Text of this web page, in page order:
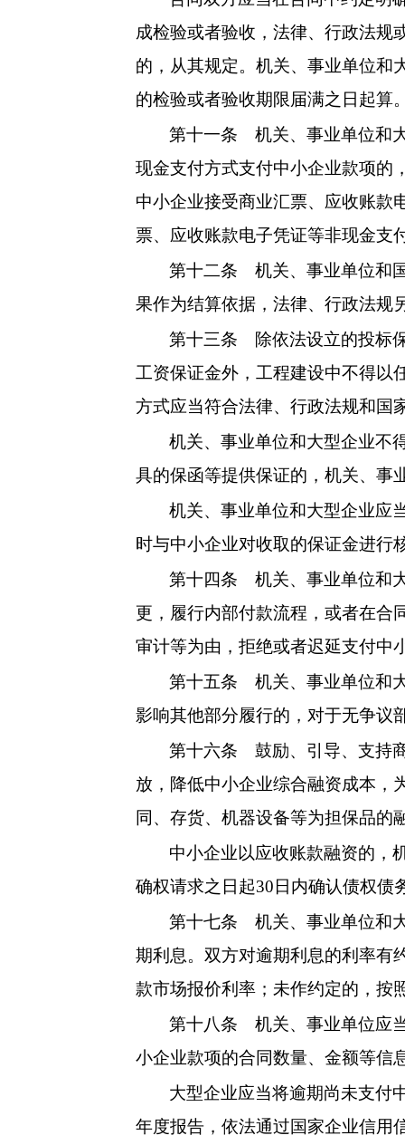
成检验或者验收，法律、行政法规
的，从其规定。机关、事业单位和
的检验或者验收期限届满之日起算
第十一条 机关、事业单位和
现金支付方式支付中小企业款项的
中小企业接受商业汇票、应收账款
票、应收账款电子凭证等非现金支
第十二条 机关、事业单位和
果作为结算依据，法律、行政法规
第十三条 除依法设立的投标
工资保证金外，工程建设中不得以
方式应当符合法律、行政法规和国
机关、事业单位和大型企业不
具的保函等提供保证的，机关、事
机关、事业单位和大型企业应
时与中小企业对收取的保证金进行
第十四条 机关、事业单位和
更，履行内部付款流程，或者在合
审计等为由，拒绝或者迟延支付中
第十五条 机关、事业单位和
影响其他部分履行的，对于无争议
第十六条 鼓励、引导、支持
放，降低中小企业综合融资成本，
同、存货、机器设备等为担保品的
中小企业以应收账款融资的，
确权请求之日起30日内确认债权债
第十七条 机关、事业单位和
期利息。双方对逾期利息的利率有
款市场报价利率；未作约定的，按
第十八条 机关、事业单位应
小企业款项的合同数量、金额等信
大型企业应当将逾期尚未支付
年度报告，依法通过国家企业信用